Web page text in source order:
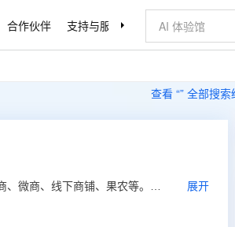
合作伙伴 支持与服务 了解阿里云
查看 “” 全部搜索
微商、线下商铺、果农等。商
展开